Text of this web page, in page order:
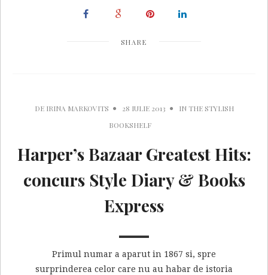
SHARE
DE IRINA MARKOVITS 28 IULIE 2013 INTHE STYLISH
BOOKSHELF
Harper’s Bazaar Greatest Hits:
concurs Style Diary & Books
Express
Primul numar a aparut in 1867 si, spre
surprinderea celor care nu au habar de istoria